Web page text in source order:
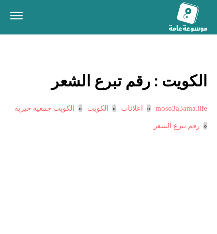
الكويت : رقم تبرع الشعر
moso3a3ama.life اعلانات الكويت الكويت جمعية خيرية
رقم تبرع الشعر